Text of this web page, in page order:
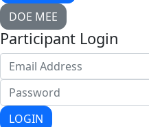
DOE MEE
Participant Login
LOGIN